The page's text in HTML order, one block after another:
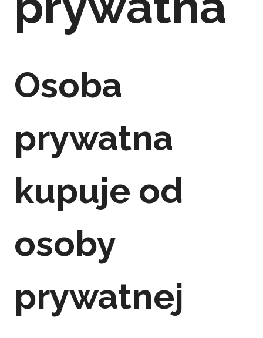
Osoba
prywatna
kupuje od
osoby
prywatnej